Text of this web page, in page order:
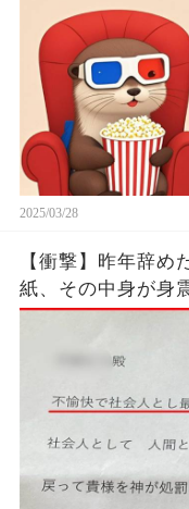
2025/03/28
【衝撃】昨年辞め
紙、その中身が身
た…...